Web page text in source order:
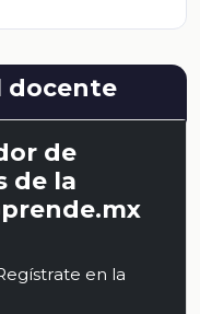
docente
de
de la
en la